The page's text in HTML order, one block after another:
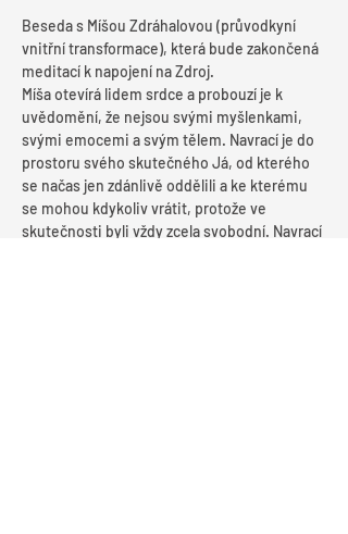
Beseda s Míšou Zdráhalovou (průvodkyní
vnitřní transformace), která bude zakončená
meditací k napojení na Zdroj.
Míša otevírá lidem srdce a probouzí je k
uvědomění, že nejsou svými myšlenkami,
svými emocemi a svým tělem. Navrací je do
prostoru svého skutečného Já, od kterého
se načas jen zdánlivě oddělili a ke kterému
se mohou kdykoliv vrátit, protože ve
skutečnosti byli vždy zcela svobodní. Navrací